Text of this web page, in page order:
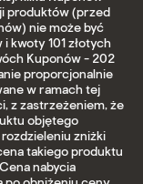
produktów (przed
nie może być
kwoty 101 złotych
Kuponów - 202
proporcjonalnie
w ramach tej
z zastrzeżeniem, że
objętego
zniżki
takiego produktu
nabycia